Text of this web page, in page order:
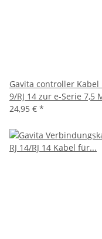
Gavita controller Kabel
9/RJ 14 zur e-Serie 7,5
24,95 € *